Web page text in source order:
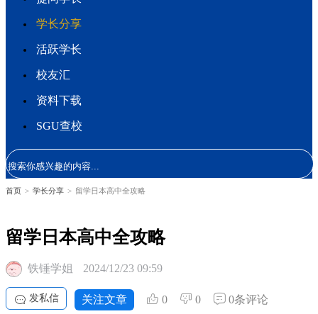
学长分享
活跃学长
校友汇
资料下载
SGU查校
首页 > 学长分享 > 留学日本高中全攻略
留学日本高中全攻略
铁锤学姐 2024/12/23 09:59
发私信 关注文章 0 0
0条评论